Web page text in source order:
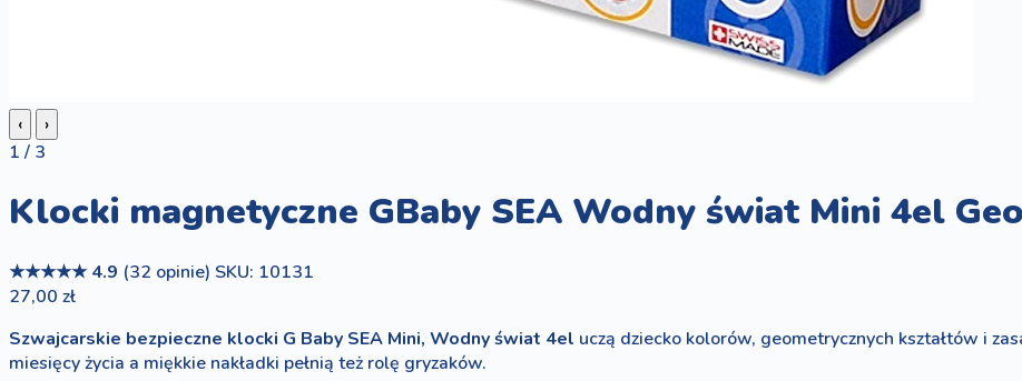
‹
›
1 / 3
Klocki magnetyczne GBaby SEA Wodny świat Mini 4el
★★★★★ 4.9 (32 opinie) SKU: 10131
27,00 zł
Szwajcarskie bezpieczne klocki G Baby SEA Mini, Wodny świat 4el uczą dziecko kolorów, geometrycznych kształtów i
miesięcy życia a miękkie nakładki pełnią też rolę gryzaków.